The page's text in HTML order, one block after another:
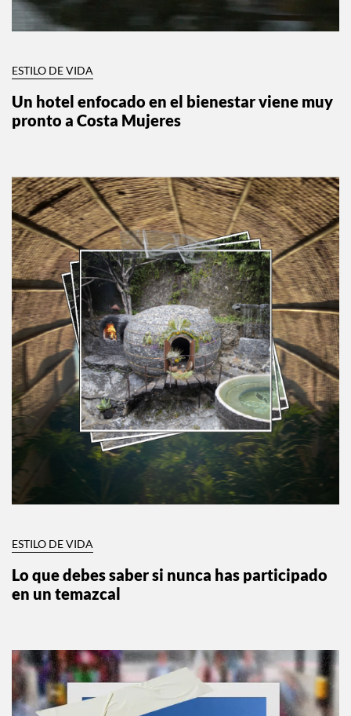
ESTILO DE VIDA
Un hotel enfocado en el bienestar viene muy
pronto a Costa Mujeres
ESTILO DE VIDA
Lo que debes saber si nunca has participado
en un temazcal